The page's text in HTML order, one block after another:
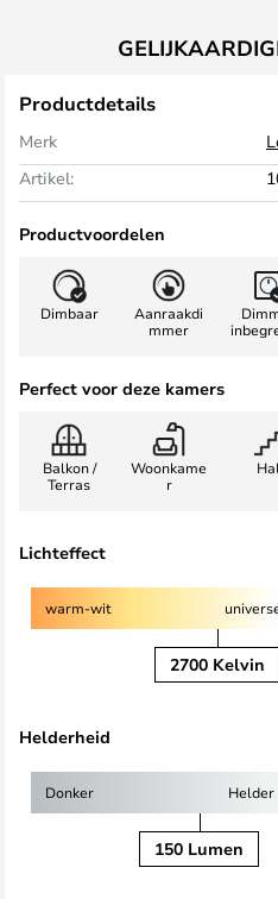
Productdetails
Merk
Artikel:
Productvoordelen
Dimbaar
Aanraakdi
mmer
Perfect voor deze kamers
Balkon /
Terras
Woonkame
r
Hal
Lichteffect
warm-wit
2700 Kelvin
Helderheid
Donker Helder
150 Lumen